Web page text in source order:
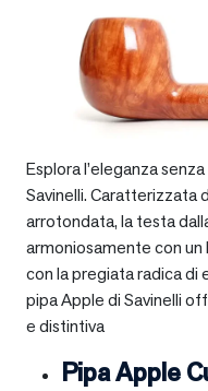
Esplora l’eleganza
Savinelli. Caratterizzata
arrotondata, la testa
armoniosamente con
con la pregiata radica di
pipa Apple di Savinelli
e distintiva
Pipa Apple